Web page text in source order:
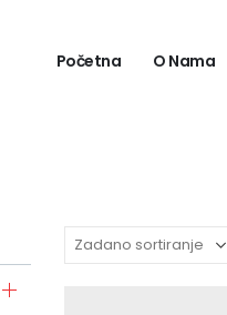
Početna O Nama